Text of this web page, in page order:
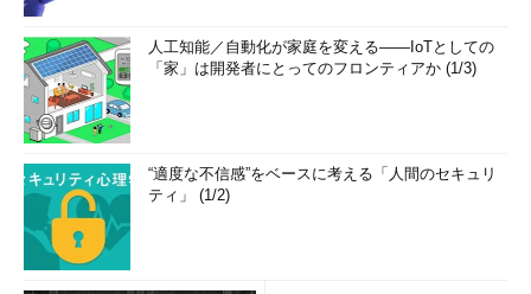
人工知能／自動化が家庭を変える――IoTとしての
「家」は開発者にとってのフロンティアか (1/3)
“適度な不信感”をベースに考える「人間のセキュリ
ティ」 (1/2)